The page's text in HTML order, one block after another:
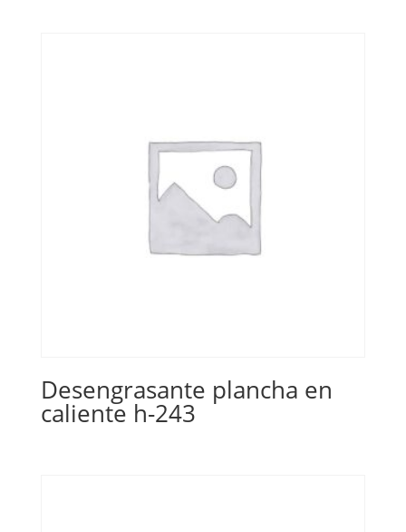
Desengrasante plancha en
caliente h-243